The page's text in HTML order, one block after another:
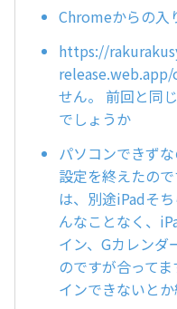
Chromeからの入
https://
せん。 前回と同
でしょうか
パソコンできず
設定を終えたの
は、別途iPadそ
んなことなく、
イン、Gカレンダ
のですが合って
インできないと